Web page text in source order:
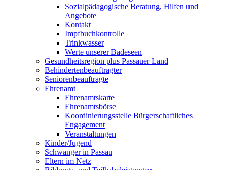
Sozialpädagogische Beratung, Hilfen und
Angebote
Kontakt
Impfbuchkontrolle
Trinkwasser
Werte unserer Badeseen
Gesundheitsregion plus Passauer Land
Behindertenbeauftragter
Seniorenbeauftragte
Ehrenamt
Ehrenamtskarte
Ehrenamtsbörse
Koordinierungsstelle Bürgerschaftliches
Engagement
Veranstaltungen
Kinder/Jugend
Schwanger in Passau
Eltern im Netz